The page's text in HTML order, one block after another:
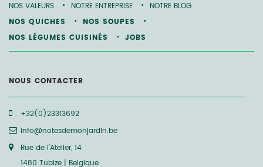
NOS VALEURS NOTRE ENTREPRISE
NOTRE BLOG
NOS QUICHES
NOS SOUPES
NOS LÉGUMES CUISINÉS
JOBS
NOUS CONTACTER
+32(0)23313692
info@notesdemonjardin.be
Rue de l’Atelier, 14
1480 Tubize | Belgique